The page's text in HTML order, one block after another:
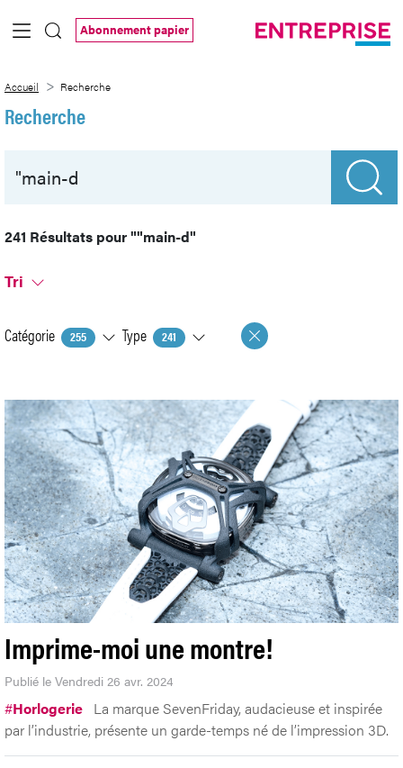
Saut au contenu principal
Abonnement papier
Accueil Recherche
Recherche
241 Résultats pour""main-d"
Tri
Catégorie 255 Type 241
Imprime-moi une montre!
Publié le Vendredi 26 avr. 2024
#Horlogerie La marque SevenFriday, audacieuse et inspirée
par l’industrie, présente un garde-temps né de l’impression 3D.